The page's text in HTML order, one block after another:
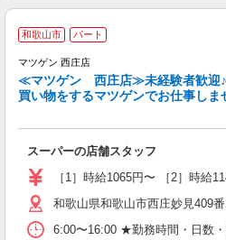
和歌山市 パート
マツゲン 西庄店
≪マツゲン 西庄店≫未経験者歓迎
買い物をするマツゲンでお仕事しま
スーパーの店舗スタッフ
［1］時給1065円〜 ［2］時給
和歌山県和歌山市西庄妙見409番
6:00〜16:00 ★勤務時間・日数